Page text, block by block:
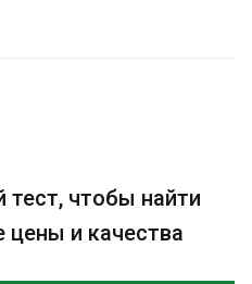
чтобы найти
и качества